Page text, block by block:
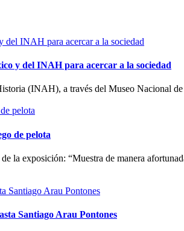
y del INAH para acercar a la sociedad
(INAH), a través del Museo Nacional
de pelota
exposición: “Muestra de manera
Santiago Arau Pontones